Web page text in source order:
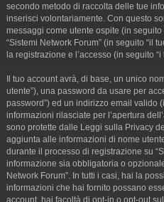
secondo metodo di raccolta delle tue
inserisci volontariamente. Con questo
messaggi come utente ospite (in seguito
“Sistemi Network Forum” (in seguito “il
la registrazione e l’accesso (in seguito “i
Il tuo account avrà, di base, un unico
utente”), una password da usare per
password”) ed un indirizzo email valido
informazioni rilasciate per l’apertura
sono protette dalle Leggi sulla Privacy
aggiunta alle informazioni di nome
durante il processo di registrazione su
informazione sia obbligatoria o
Network Forum”. In tutti i casi, hai la
informazioni che hai fornito possano
account, hai facoltà di opt-in o opt-out